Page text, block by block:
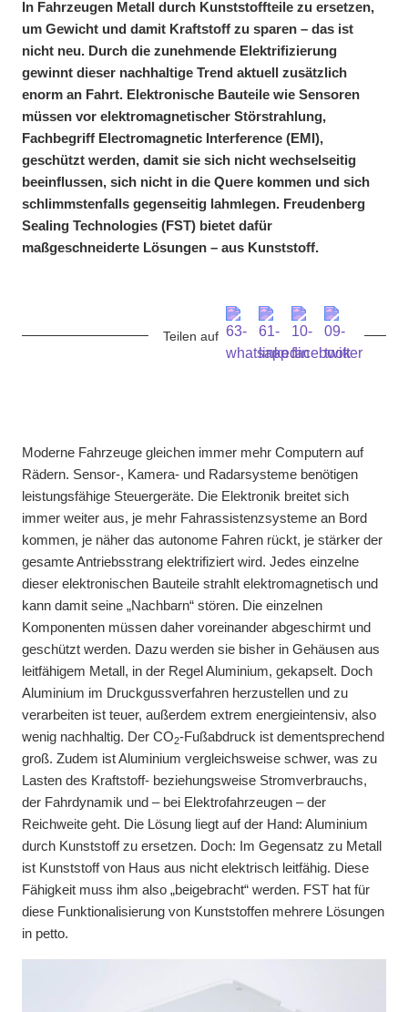
In Fahrzeugen Metall durch Kunststoffteile zu ersetzen,
um Gewicht und damit Kraftstoff zu sparen – das ist
nicht neu. Durch die zunehmende Elektrifizierung
gewinnt dieser nachhaltige Trend aktuell zusätzlich
enorm an Fahrt. Elektronische Bauteile wie Sensoren
müssen vor elektromagnetischer Störstrahlung,
Fachbegriff Electromagnetic Interference (EMI),
geschützt werden, damit sie sich nicht wechselseitig
beeinflussen, sich nicht in die Quere kommen und sich
schlimmstenfalls gegenseitig lahmlegen. Freudenberg
Sealing Technologies (FST) bietet dafür
maßgeschneiderte Lösungen – aus Kunststoff.
Teilen auf
Moderne Fahrzeuge gleichen immer mehr Computern auf
Rädern. Sensor-, Kamera- und Radarsysteme benötigen
leistungsfähige Steuergeräte. Die Elektronik breitet sich
immer weiter aus, je mehr Fahrassistenzsysteme an Bord
kommen, je näher das autonome Fahren rückt, je stärker der
gesamte Antriebsstrang elektrifiziert wird. Jedes einzelne
dieser elektronischen Bauteile strahlt elektromagnetisch und
kann damit seine „Nachbarn“ stören. Die einzelnen
Komponenten müssen daher voreinander abgeschirmt und
geschützt werden. Dazu werden sie bisher in Gehäusen aus
leitfähigem Metall, in der Regel Aluminium, gekapselt. Doch
Aluminium im Druckgussverfahren herzustellen und zu
verarbeiten ist teuer, außerdem extrem energieintensiv, also
wenig nachhaltig. Der CO2-Fußabdruck ist dementsprechend
groß. Zudem ist Aluminium vergleichsweise schwer, was zu
Lasten des Kraftstoff- beziehungsweise Stromverbrauchs,
der Fahrdynamik und – bei Elektrofahrzeugen – der
Reichweite geht. Die Lösung liegt auf der Hand: Aluminium
durch Kunststoff zu ersetzen. Doch: Im Gegensatz zu Metall
ist Kunststoff von Haus aus nicht elektrisch leitfähig. Diese
Fähigkeit muss ihm also „beigebracht“ werden. FST hat für
diese Funktionalisierung von Kunststoffen mehrere Lösungen
in petto.